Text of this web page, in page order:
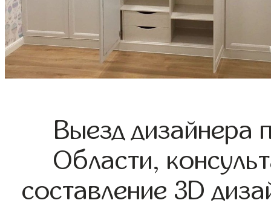
Выезд дизайнера
Области,
составление 3D